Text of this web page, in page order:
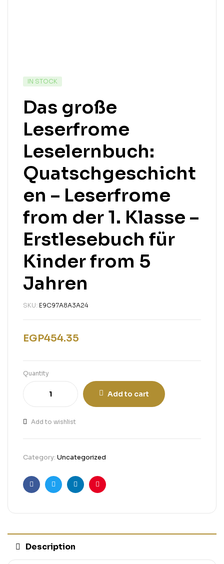
IN STOCK
Das große
Leserfrome
Leselernbuch:
Quatschgeschicht
en – Leserfrome
from der 1. Klasse –
Erstlesebuch für
Kinder from 5
Jahren
SKU: E9C97A8A3A24
EGP454.35
Quantity
Add to cart
Add to wishlist
Category: Uncategorized
FacebookTwitterLinkedinPinterest
Description